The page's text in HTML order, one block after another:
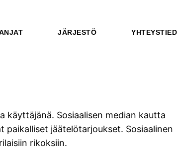
JÄRJESTÖ
käyttäjänä. Sosiaalisen median kautta
jäätelötarjoukset. Sosiaalinen
rikoksiin.